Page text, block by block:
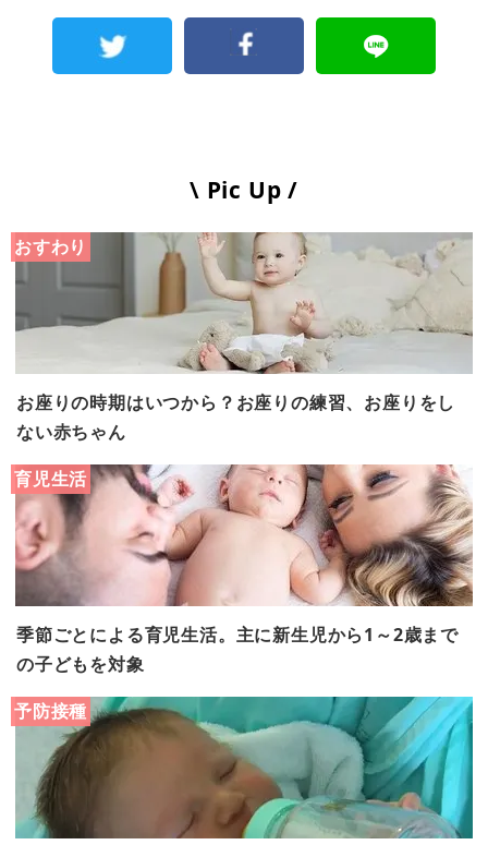
\ Pic Up /
おすわり
お座りの時期はいつから？お座りの練習、お座りをし
ない赤ちゃん
育児生活
季節ごとによる育児生活。主に新生児から1～2歳まで
の子どもを対象
予防接種